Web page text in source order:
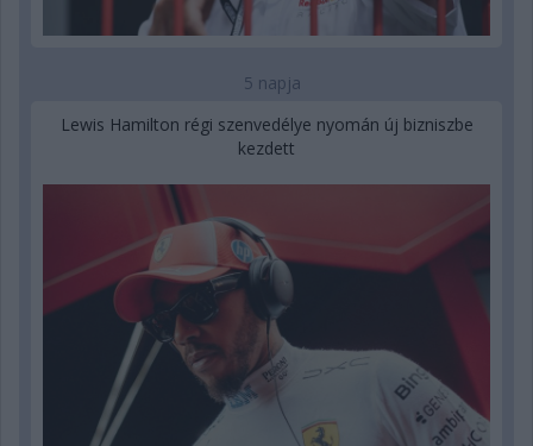
5 napja
Lewis Hamilton régi szenvedélye nyomán új bizniszbe
kezdett